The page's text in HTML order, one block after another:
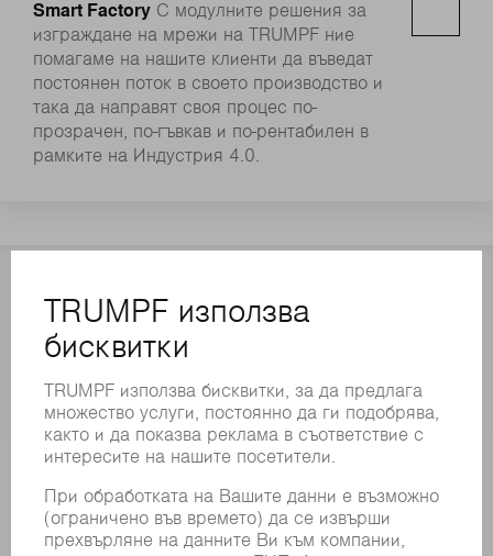
Smart Factory С модулните решения за
изграждане на мрежи на TRUMPF ние
помагаме на нашите клиенти да въведат
постоянен поток в своето производство и
така да направят своя процес по-
прозрачен, по-гъвкав и по-рентабилен в
рамките на Индустрия 4.0.
КОНТАКТ NEWSROOM
СЪБИТИЯ И ДАТИ
ИНФОРМАЦИОННИЯ
БЮЛЕТИН НА TRUMPF
ОНЛАЙН УСЛУГИ
КОНТАКТИ